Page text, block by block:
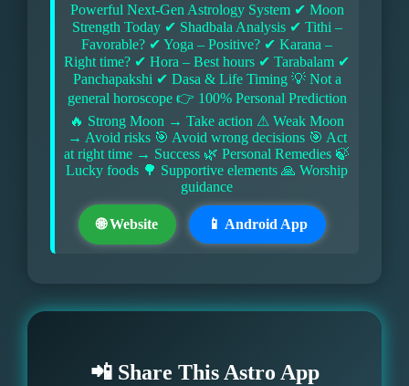
Powerful Next-Gen Astrology System ✔ Moon
Strength Today ✔ Shadbala Analysis ✔ Tithi –
Favorable? ✔ Yoga – Positive? ✔ Karana –
Right time? ✔ Hora – Best hours ✔ Tarabalam ✔
Panchapakshi ✔ Dasa & Life Timing 💡 Not a
general horoscope 👉 100% Personal Prediction
🔥 Strong Moon → Take action ⚠ Weak Moon
→ Avoid risks 🎯 Avoid wrong decisions 🎯 Act
at right time → Success 🌿 Personal Remedies 🍃
Lucky foods 🌳 Supportive elements 🙏 Worship
guidance
🌐 Website 📱 Android App
📲 Share This Astro App